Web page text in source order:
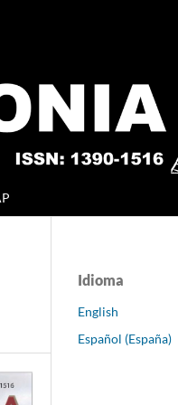
Idioma
English
Español (España)